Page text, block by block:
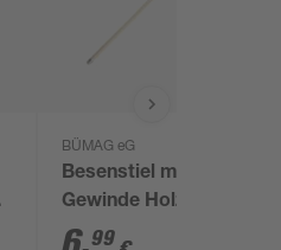
BÜMAG eG
Besenstiel mit
Gewinde Holz 140 cm
99